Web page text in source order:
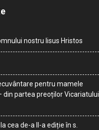
nostru Iisus Hristos
pentru mamele
din partea preoților Vicariatului
cea de-a II-a ediție în s.